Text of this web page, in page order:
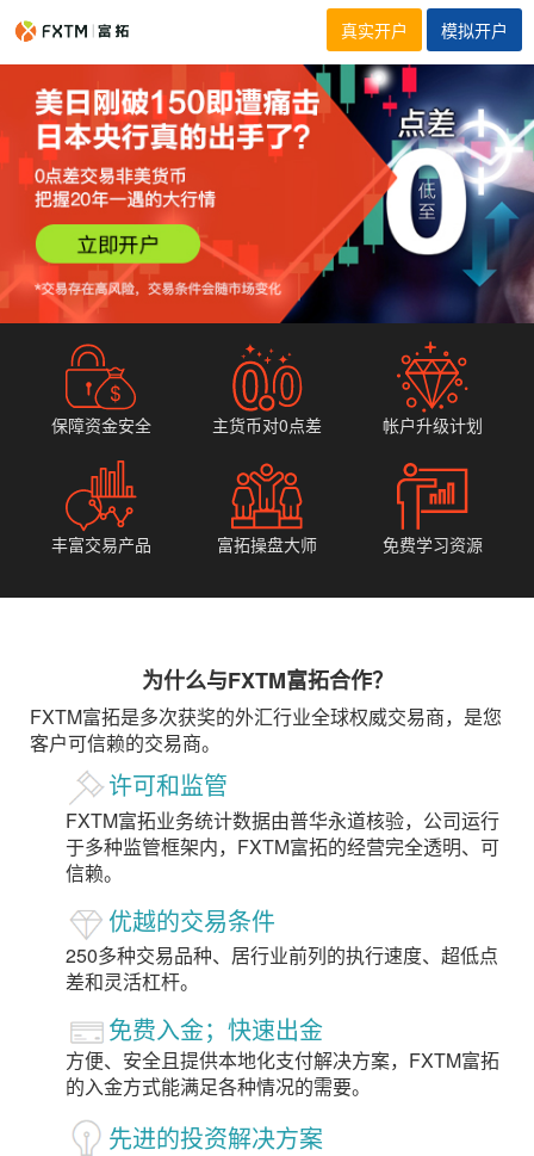
真实开户 模拟开户
保障资金安全 主货币对0点差 帐户升级计划
丰富交易产品 富拓操盘大师 免费学习资源
为什么与FXTM富拓合作？
FXTM富拓是多次获奖的外汇行业全球权威交易商，是您
客户可信赖的交易商。
许可和监管
FXTM富拓业务统计数据由普华永道核验，公司运行
于多种监管框架内，FXTM富拓的经营完全透明、可
信赖。
优越的交易条件
250多种交易品种、居行业前列的执行速度、超低点
差和灵活杠杆。
免费入金；快速出金
方便、安全且提供本地化支付解决方案，FXTM富拓
的入金方式能满足各种情况的需要。
先进的投资解决方案